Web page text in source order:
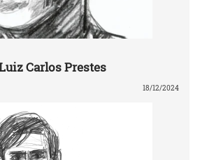
Carlos Prestes
18/12/2024